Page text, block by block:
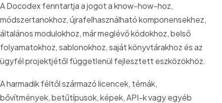
A Docodex fenntartja a jogot a know-how-hoz,
módszertanokhoz, újrafelhasználható komponensekhez,
általános modulokhoz, már meglévő kódokhoz, belső
folyamatokhoz, sablonokhoz, saját könyvtárakhoz és az
ügyfél projektjétől függetlenül fejlesztett eszközökhöz.
A harmadik féltől származó licencek, témák,
bővítmények, betűtípusok, képek, API-k vagy egyéb